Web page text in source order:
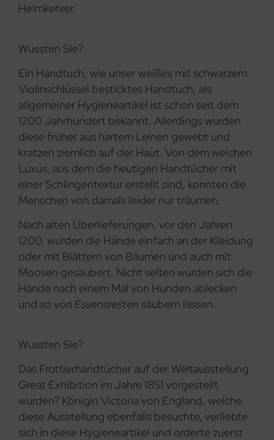
Heimkehrer.
Wussten Sie?
Ein Handtuch, wie unser weißes mit schwarzem
Violinschlüssel besticktes Handtuch, als
allgemeiner Hygieneartikel ist schon seit dem
1200 Jahrhundert bekannt. Allerdings wurden
diese früher aus hartem Leinen gewebt und
kratzen ziemlich auf der Haut. Von dem weichen
Luxus, aus dem die heutigen Handtücher mit
einer Schlingentextur erstellt sind, konnten die
Menschen von damals leider nur träumen.
Nach alten Überlieferungen, vor den Jahren
1200, wurden die Hände einfach an der Kleidung
oder mit Blättern von Bäumen und auch mit
Moosen gesäubert. Nicht selten wurden sich die
Hände nach einem Mal von Hunden ablecken
und so von Essensresten säubern lassen.
Wussten Sie?
Das Frottierhandtücher auf der Weltausstellung
Great Exhibition im Jahre 1851 vorgestellt
wurden? Königin Victoria von England, welche
diese Ausstellung ebenfalls besuchte, verliebte
sich in diese Hygieneartikel und orderte zuerst